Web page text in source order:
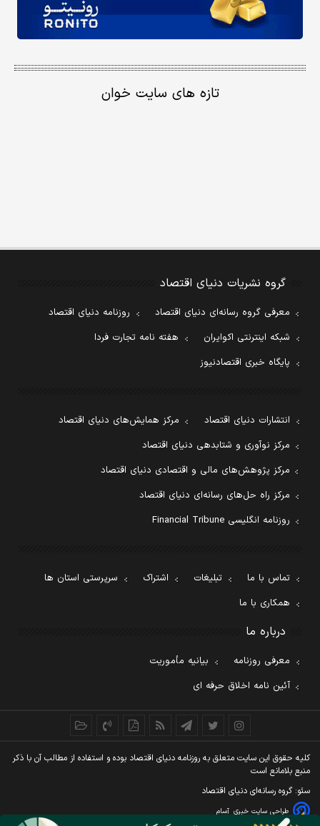
تازه های سایت خوان
گروه نشریات دنیای اقتصاد
معرفی گروه رسانه‌ای دنیای اقتصاد
روزنامه دنیای اقتصاد
شبکه اینترنتی اکوایران
هفته نامه تجارت فردا
پایگاه خبری اقتصادنیوز
انتشارات دنیای اقتصاد
مرکز همایش‌های دنیای اقتصاد
مرکز نوآوری و شتابدهی دنیای اقتصاد
مرکز پژوهش‌های مالی و اقتصادی دنیای اقتصاد
مرکز راه حل‌های رسانه‌ای دنیای اقتصاد
روزنامه انگلیسی Financial Tribune
تماس با ما تبلیغات اشتراک
سرپرستی استان ها
همکاری با ما
درباره ما
معرفی روزنامه
بیانیه مأموریت
آئین نامه اخلاق حرفه ای
کليه حقوق اين سايت متعلق به روزنامه دنيای اقتصاد بوده و استفاده از مطالب آن با ذکر
منبع بلامانع است
سئو: گروه رسانه‌ای دنیای اقتصاد
طراحی سایت خبری آسام